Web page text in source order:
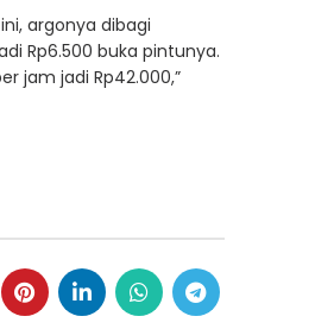
argonya dibagi
Rp6.500 buka pintunya.‎
jam jadi Rp42.000,”